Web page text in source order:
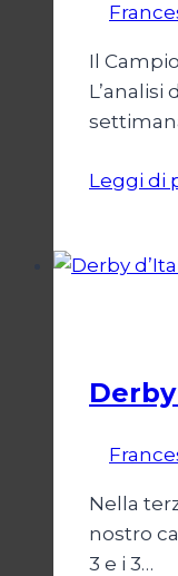
Il
Leggi di
Nella
nostro
3 e i 3…